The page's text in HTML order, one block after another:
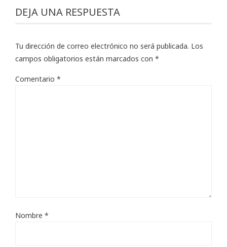
DEJA UNA RESPUESTA
Tu dirección de correo electrónico no será publicada. Los
campos obligatorios están marcados con *
Comentario *
Nombre *